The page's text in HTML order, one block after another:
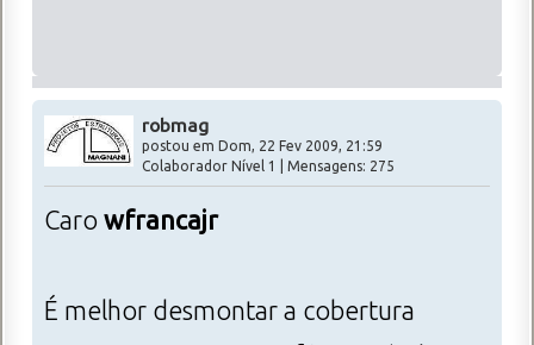
robmag
postou em Dom, 22 Fev 2009, 21:59
Colaborador Nível 1 | Mensagens: 275
Caro wfrancajr
É melhor desmontar a cobertura